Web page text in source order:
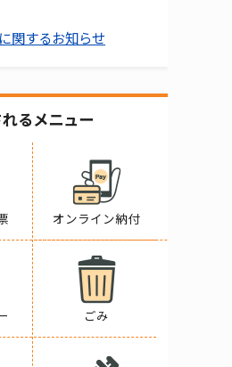
関するお知らせ
るメニュー
オンライン納付
ごみ